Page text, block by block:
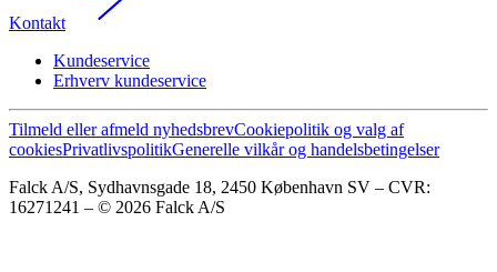
Kontakt
Kundeservice
Erhverv kundeservice
Tilmeld eller afmeld nyhedsbrevCookiepolitik og valg af
cookiesPrivatlivspolitikGenerelle vilkår og handelsbetingelser
Falck A/S, Sydhavnsgade 18, 2450 København SV – CVR:
16271241 – © 2026 Falck A/S